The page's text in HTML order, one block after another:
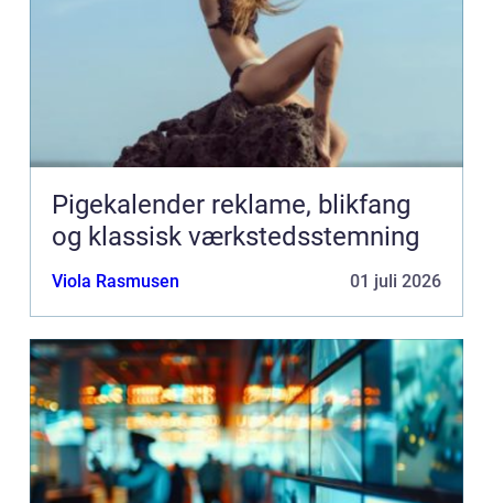
Pigekalender reklame, blikfang
og klassisk værkstedsstemning
Viola Rasmusen 01 juli 2026